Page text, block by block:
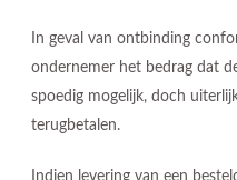
In geval van ontbinding
ondernemer het bedrag dat
spoedig mogelijk, doch
terugbetalen.
Indien levering van een